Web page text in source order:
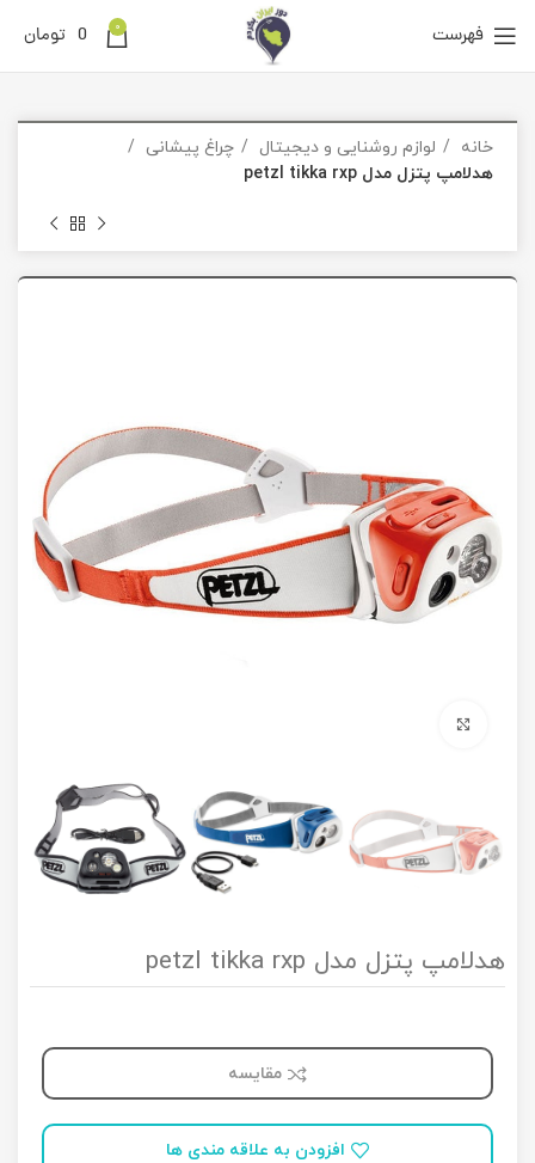
فهرست 0
0 تومان
خانه لوازم روشنایی و دیجیتال
چراغ پیشانی
هدلامپ پتزل مدل petzl tikka rxp
هدلامپ پتزل مدل petzl tikka rxp
مقایسه
افزودن به علاقه مندی ها